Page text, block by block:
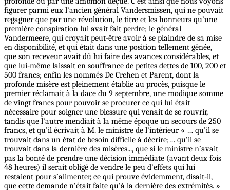
figurer parmi eux l’ancien général Vandersmissen, qui ne pouvait
regagner que par une révolution, le titre et les honneurs qu’une
première conspiration lui avait fait perdre; le général
Vandermeere, qui croyait peut-être avoir à se plaindre de sa mise
en disponibilité, et qui était dans une position tellement gênée,
que son receveur avait dû lui faire des avances considérables, et
que lui-même laissait en souffrance de petites dettes de 100, 200 et
500 francs; enfin les nommés De Crehen et Parent, dont la
profonde misère est pleinement établie au procès, puisque le
premier réclamait à la dace du 9 septembre, une modique somme
de vingt francs pour pouvoir se procurer ce qui lui était
nécessaire pour soigner une blessure qui venait de se rouvrir,
tandis que l’autre mendiait à la même époque un secours de 250
francs, et qu’il écrivait à M. le ministre de l’intérieur « … qu’il se
trouvait dans un état de besoin difficile à décrire;… qu’il se
trouvait dans la dernière des misères..., que si le ministre n’avait
pas la bonté de prendre une décision immédiate (avant deux fois
48 heures) il serait obligé de vendre le peu d’effets qui lui
restaient pour s’alimenter, ce qui prouve évidemment, disait-il,
que cette demande n’était faite qu’à la dernière des extrémités. »